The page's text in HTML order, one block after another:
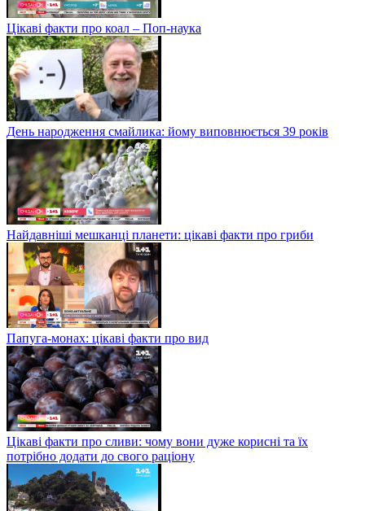
Цікаві факти про коал – Поп-наука
День народження смайлика: йому виповнюється 39 років
Найдавніші мешканці планети: цікаві факти про гриби
Папуга-монах: цікаві факти про вид
Цікаві факти про сливи: чому вони дуже корисні та їх
потрібно додати до свого раціону